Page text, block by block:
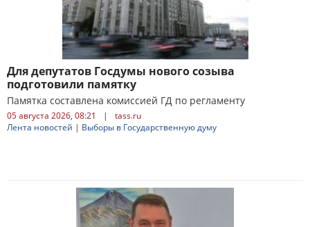
Для депутатов Госдумы нового созыва
подготовили памятку
Памятка составлена комиссией ГД по регламенту
05 августа 2026, 08:21 |
tass.ru
Лента новостей | Выборы в Государственную думу